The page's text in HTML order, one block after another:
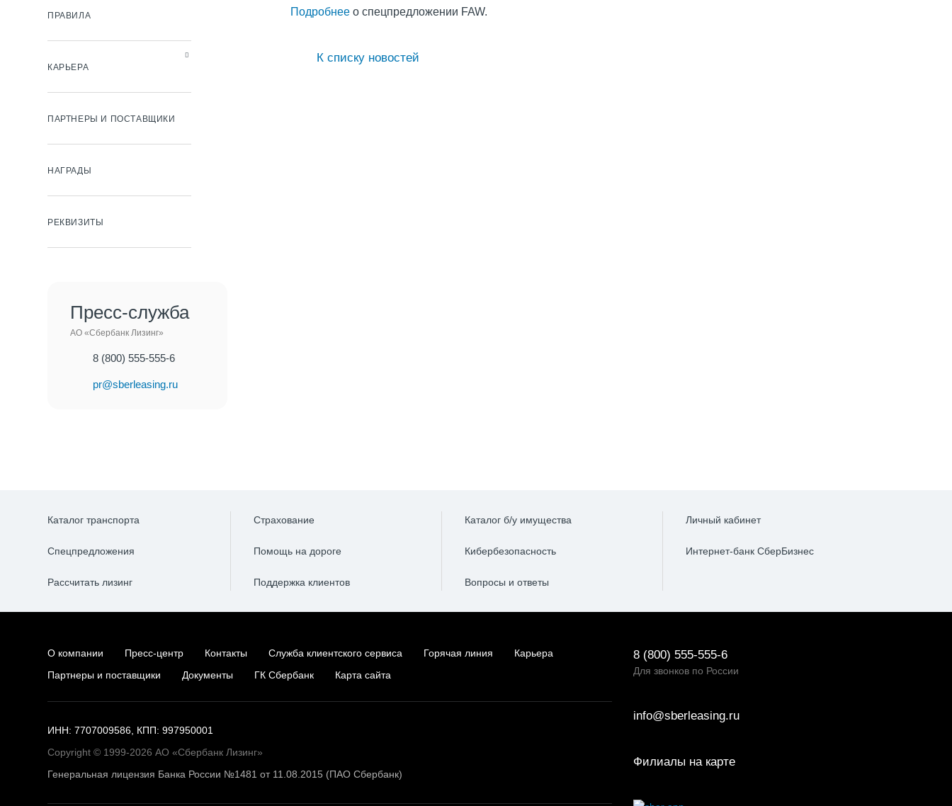
ПРАВИЛА
КАРЬЕРА
ПАРТНЕРЫ И ПОСТАВЩИКИ
НАГРАДЫ
РЕКВИЗИТЫ
Пресс-служба
АО «Сбербанк Лизинг»
8 (800) 555-555-6
pr@sberleasing.ru
Подробнее о спецпредложении FAW.
К списку новостей
Каталог транспорта
Спецпредложения
Рассчитать лизинг
Страхование
Помощь на дороге
Поддержка клиентов
Каталог б/у имущества
Кибербезопасность
Вопросы и ответы
Личный кабинет
Интернет-банк СберБизнес
О компании Пресс-центр Контакты Служба клиентского сервиса Горячая линия
Карьера
Партнеры и поставщики
Документы ГК Сбербанк Карта сайта
ИНН: 7707009586, КПП: 997950001
Copyright © 1999-2026 АО «Сбербанк Лизинг»
Генеральная лицензия Банка России №1481 от 11.08.2015 (ПАО Сбербанк)
8 (800) 555-555-6
Для звонков по России
info@sberleasing.ru
Филиалы на карте